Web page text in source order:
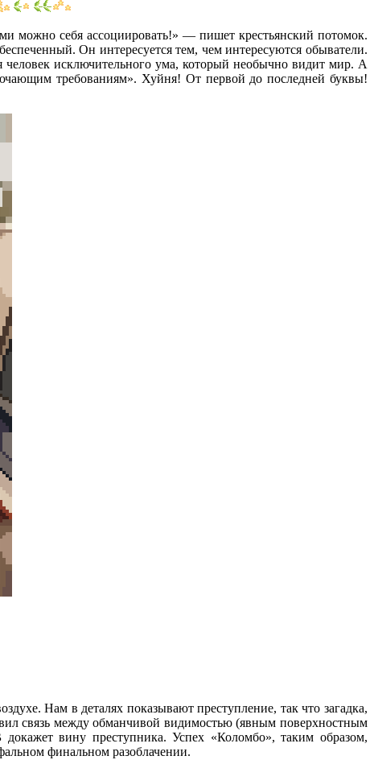
можно себя ассоциировать!» — пишет крестьянский потомок.
Он интересуется тем, чем интересуются обыватели.
исключительного ума, который необычно видит мир. А
требованиям». Хуйня! От первой до последней буквы!
Нам в деталях показывают преступление, так что загадка,
связь между обманчивой видимостью (явным поверхностным
докажет вину преступника. Успех «Коломбо», таким образом,
финальном разоблачении.